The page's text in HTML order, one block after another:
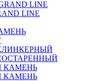
LINE
КАМЕНЬ
КАМЕНЬ